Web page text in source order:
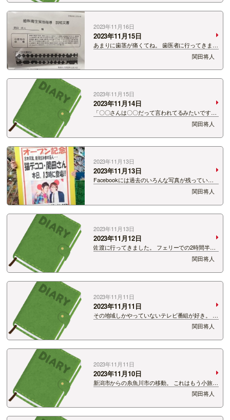
クリ。 なんか鼻をのせて撮ったり、顎を乗せて撮
ったり。 新しい発見です…
2023年11月16日
2023年11月15日
あまりに歯茎が痛くてね。 歯医者に行ってきまし
た。 「僕はデンタルケア」とか言ってるくせし
て、 なかなか検診に行けてませんでした。 行っ
たら磨き方やら何やらご指導をたくさん受けまし
た。 「ちゃんと定期的に検…
関田将人
2023年11月15日
2023年11月14日
「〇〇さんは〇〇だって言われてるみたいです
よ！」 いやこれ本人に伝える必要ある？ 恐らく
伝えてきている人間が一番に思っているんでしょ
うね。 何かを生み出そうとする時、必ずハレーシ
ョンが起きる。 まさに今それ…
関田将人
2023年11月13日
2023年11月13日
Facebookには過去のいろんな写真が残ってい
た。 誰かが撮った写真とかもタグ付けされていれ
ば残るのかな？多分 懐かし〜 短パン履いてい
た〜 楽しかったけどしんどかったな〜
関田将人
2023年11月13日
2023年11月12日
佐渡に行ってきました。 フェリーでの2時間半。
特別な時間でなんかワクワクします。 ただ一つ
分かったこと… 僕は結構船酔いする方なのかも。
周りがそこまで気にしていない揺れにも敏感に反
応してしまう。 過去に…
関田将人
2023年11月11日
2023年11月11日
その地域しかやっていないテレビ番組が好き。 あ
る地域の婦人バレーボール大会。 なかなかにシ
ュール。 でも伝統的な番組で、実況もいて解説の
方もいる。 そして1日に3回くらい放送してい
る！ すごい…
関田将人
2023年11月11日
2023年11月10日
新潟市からの糸魚川市の移動。 これはもう小旅
行。 だからこそ道中を楽しまないと。 移動と思
わず旅行と思うこと。 そうすると普段見ている
景色も見え方が変わるもんです。 ただ、トンネル
はしんどい！ トンネルのい…
関田将人